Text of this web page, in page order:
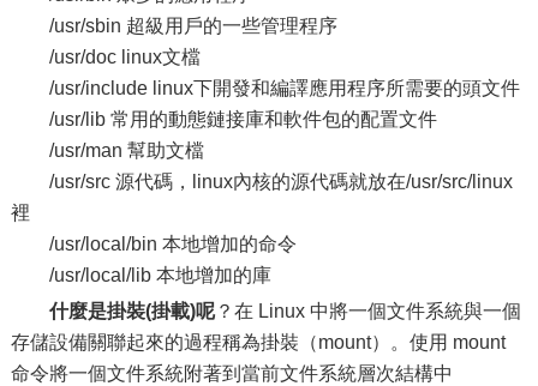
/usr/sbin 超級用戶的一些管理程序
/usr/doc linux文檔
/usr/include linux下開發和編譯應用程序所需要的頭文件
/usr/lib 常用的動態鏈接庫和軟件包的配置文件
/usr/man 幫助文檔
/usr/src 源代碼，linux內核的源代碼就放在/usr/src/linux
裡
/usr/local/bin 本地增加的命令
/usr/local/lib 本地增加的庫
什麼是掛裝(掛載)呢？在 Linux 中將一個文件系統與一個
存儲設備關聯起來的過程稱為掛裝（mount）。使用 mount
命令將一個文件系統附著到當前文件系統層次結構中